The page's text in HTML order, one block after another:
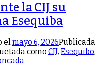
la CIJ su
Esequiba
el mayo 6, 2026Publicada
como CIJ, Esequibo,